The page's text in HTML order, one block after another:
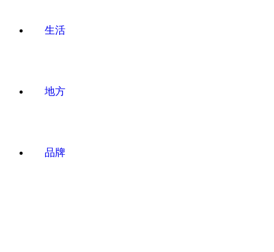
生活
地方
品牌